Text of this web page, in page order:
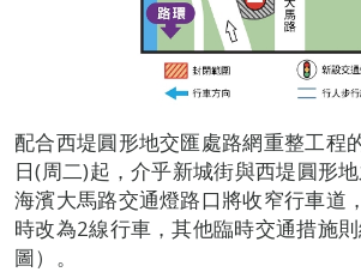
配合西堤圓形地交匯處路網重整工程
日(周二)起，介乎新城街與西堤圓形
海濱大馬路交通燈路口將收窄行車道
時改為2線行車，其他臨時交通措施
圖）。